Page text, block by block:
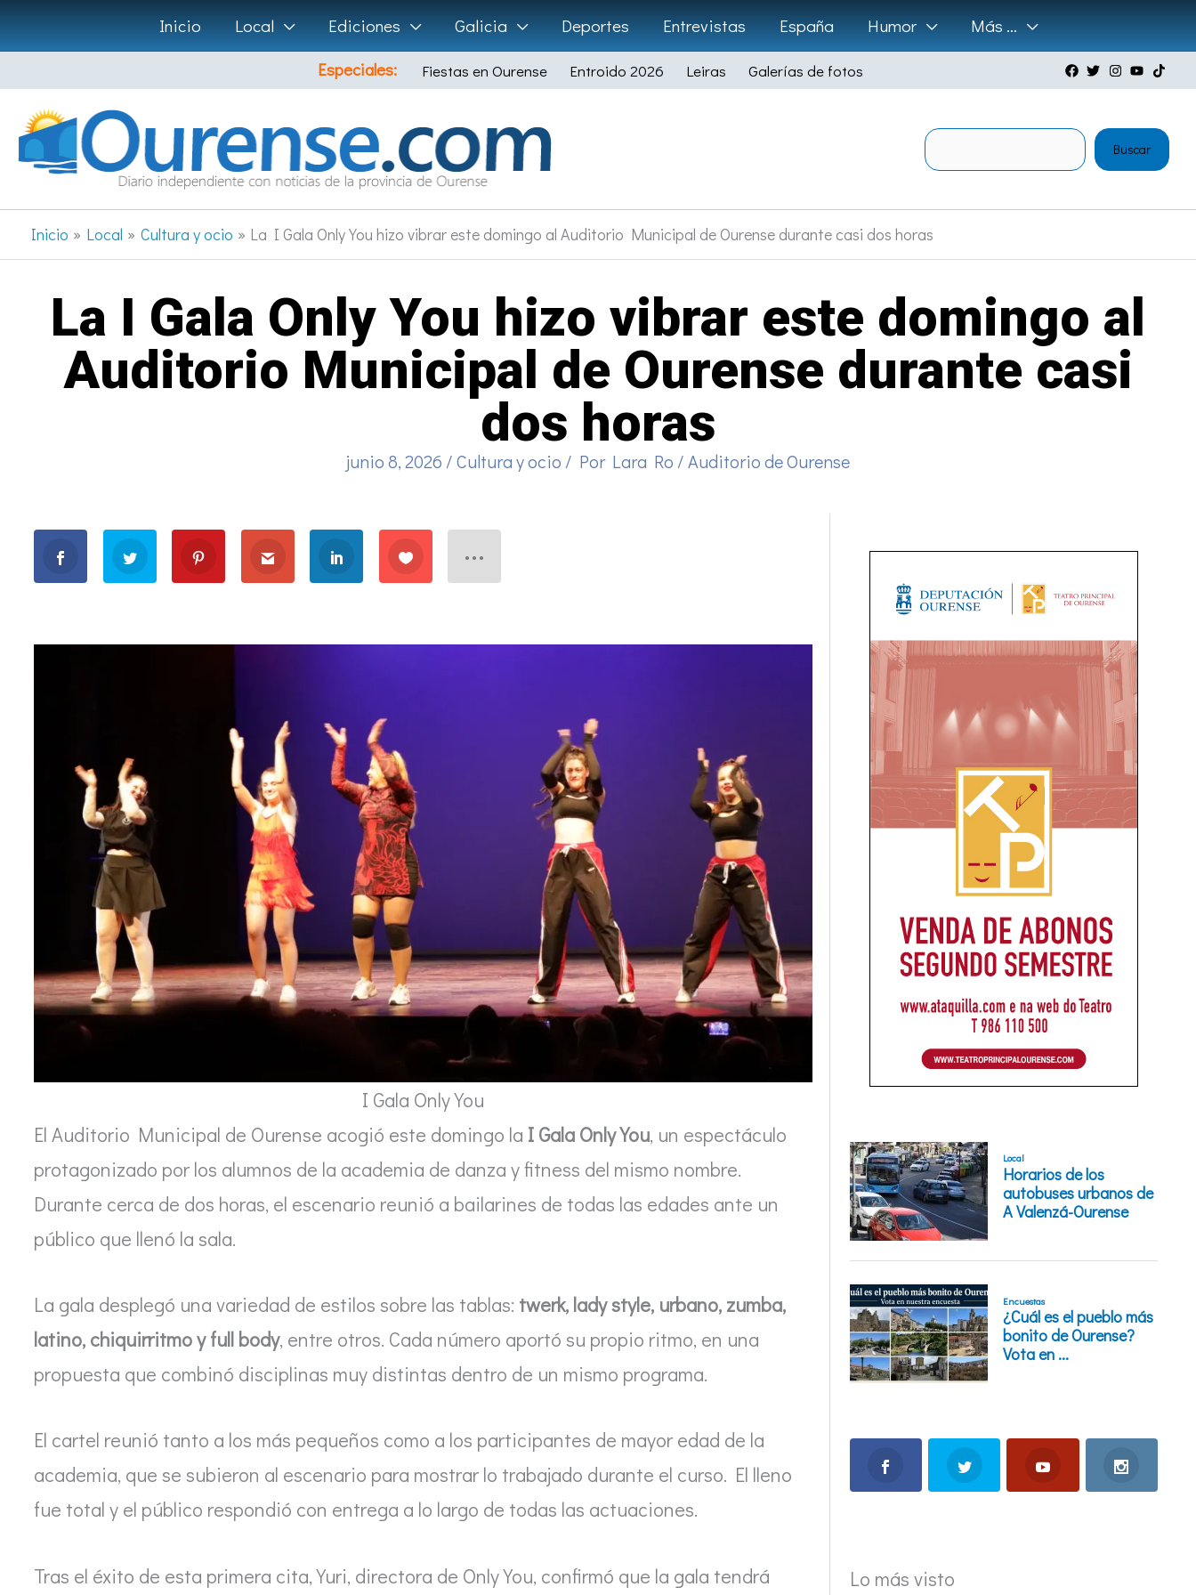
Ir
al
contenido
Inicio Local Ediciones Galicia Deportes Entrevistas España Humor
Más …
Especiales:
Fiestas en Ourense Entroido 2026 Leiras Galerías de fotos
Buscar
Inicio Local Cultura y ocio La I Gala Only You hizo vibrar este domingo al Auditorio Municipal de Ourense durante casi dos horas
La I Gala Only You hizo vibrar este domingo al
Auditorio Municipal de Ourense durante casi
dos horas
junio 8, 2026 /Cultura y ocio / Por Lara Ro /Auditorio de Ourense
I Gala Only You
El Auditorio Municipal de Ourense acogió este domingo la I Gala Only You, un espectáculo
protagonizado por los alumnos de la academia de danza y fitness del mismo nombre.
Durante cerca de dos horas, el escenario reunió a bailarines de todas las edades ante un
público que llenó la sala.
La gala desplegó una variedad de estilos sobre las tablas: twerk, lady style, urbano, zumba,
latino, chiquirritmo y full body, entre otros. Cada número aportó su propio ritmo, en una
propuesta que combinó disciplinas muy distintas dentro de un mismo programa.
El cartel reunió tanto a los más pequeños como a los participantes de mayor edad de la
academia, que se subieron al escenario para mostrar lo trabajado durante el curso. El lleno
fue total y el público respondió con entrega a lo largo de todas las actuaciones.
Tras el éxito de esta primera cita, Yuri, directora de Only You, confirmó que la gala tendrá Lo más visto